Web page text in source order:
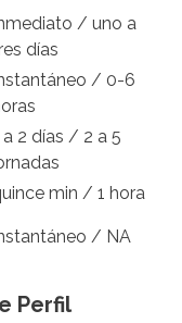
/ uno a
días
/ 0-6
a 2 días / 2 a 5
min / 1 hora
/ NA
Perfil